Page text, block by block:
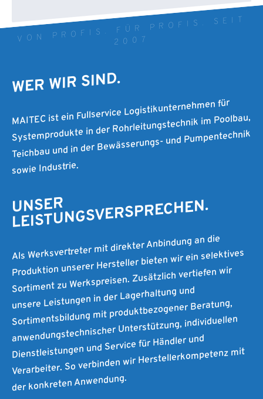
VON PROFIS. FÜR PROFIS. SEIT
2007
WER WIR SIND.
MAITEC ist ein Fullservice Logistikunternehmen für
Systemprodukte in der Rohrleitungstechnik im Poolbau,
Teichbau und in der Bewässerungs- und Pumpentechnik
sowie Industrie.
UNSER
LEISTUNGSVERSPRECHEN.
Als Werksvertreter mit direkter Anbindung an die
Produktion unserer Hersteller bieten wir ein selektives
Sortiment zu Werkspreisen. Zusätzlich vertiefen wir
unsere Leistungen in der Lagerhaltung und
Sortimentsbildung mit produktbezogener Beratung,
anwendungstechnischer Unterstützung, individuellen
Dienstleistungen und Service für Händler und
Verarbeiter. So verbinden wir Herstellerkompetenz mit
der konkreten Anwendung.